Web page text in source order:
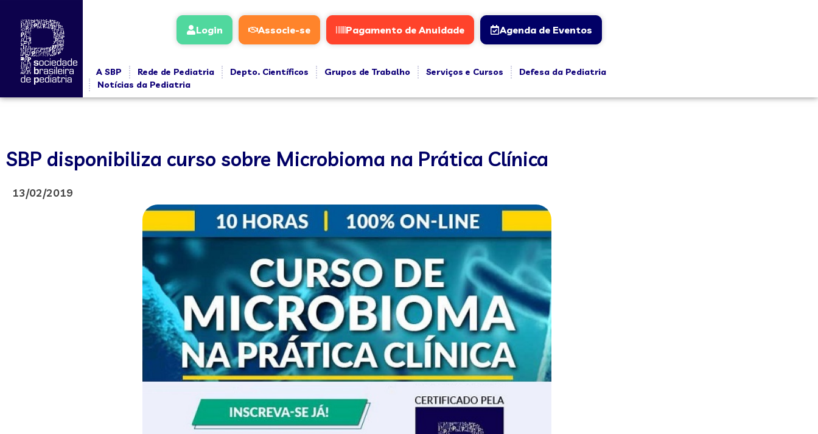
Login Associe-se Pagamento de Anuidade Agenda de Eventos
A SBP Rede de Pediatria Depto. Científicos Grupos de Trabalho Serviços e Cursos
Defesa da Pediatria
Notícias da Pediatria
SBP disponibiliza curso sobre Microbioma na Prática Clínica
13/02/2019